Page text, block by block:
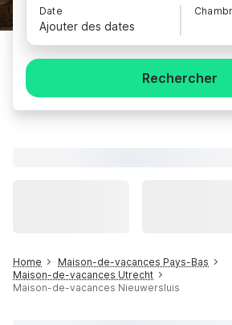
Date
Ajouter des dates
Rechercher
Home
Maison-de-vacances Pays-Bas
Maison-de-vacances Utrecht
Maison-de-vacances Nieuwersluis